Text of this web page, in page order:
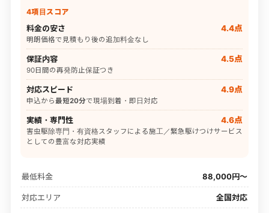
4項目スコア
料金の安さ 4.4点
明朗価格で見積もり後の追加料金なし
保証内容 4.5点
90日間の再発防止保証つき
対応スピード 4.9点
申込から最短20分で現場到着・即日対応
実績・専門性 4.6点
害虫駆除専門・有資格スタッフによる施工／緊急駆けつけサービス
としての豊富な対応実績
最低料金 88,000円〜
対応エリア 全国対応